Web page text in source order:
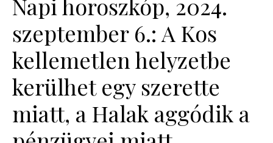
SZÉPSÉG
KULTÚRA
PSZICHÉ
ÉLETMÓD
PÁRKAPCSOLAT
Napi horoszkóp, 2024.
szeptember 6.: A Kos
kellemetlen helyzetbe
kerülhet egy szerette
miatt, a Halak aggódik a